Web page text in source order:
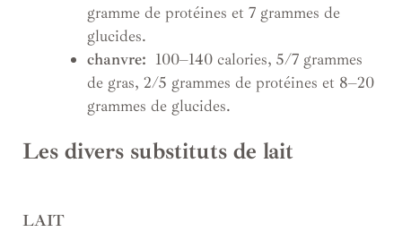
gramme de protéines et 7 grammes de
glucides.
chanvre: 100–140 calories, 5/7 grammes
de gras, 2/5 grammes de protéines et 8–20
grammes de glucides.
Les divers substituts de lait
LAIT